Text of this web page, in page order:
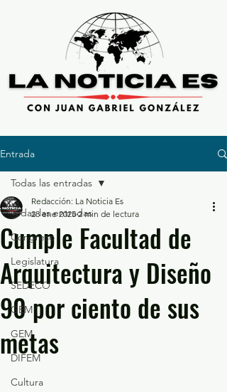
Entrada
Todas las entradas
Congreso
Legislatura
SEDECO
GEM
GEM
DIFEM
Cultura
Todas las entradas
Cumple Facultad de
Arquitectura y Diseño
90 por ciento de sus
metas
Redacción: La Noticia Es
28 ene 2025 2 min de lectura